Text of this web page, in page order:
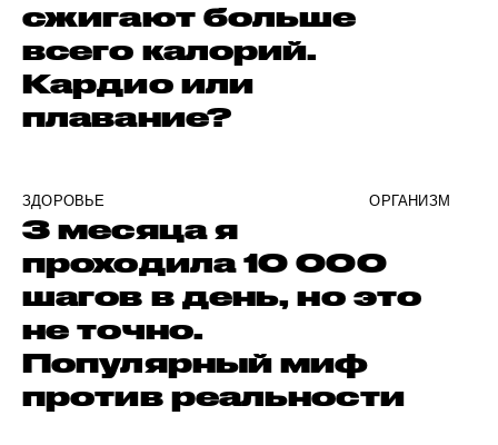
сжигают больше
всего калорий.
Кардио или
плавание?
ЗДОРОВЬЕ ОРГАНИЗМ
3 месяца я
проходила 10 000
шагов в день, но это
не точно.
Популярный миф
против реальности